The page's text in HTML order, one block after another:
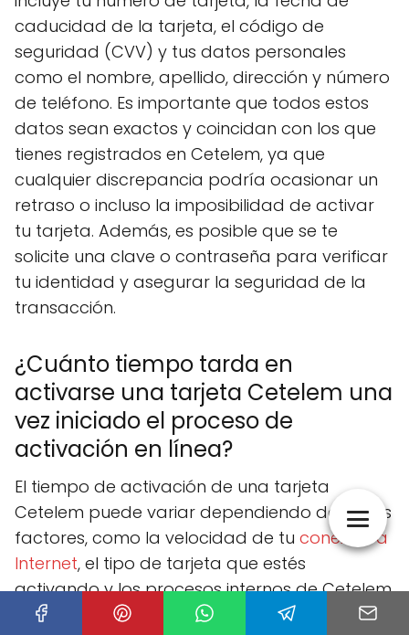
caducidad de la tarjeta, el código de
seguridad (CVV) y tus datos personales
como el nombre, apellido, dirección y número
de teléfono. Es importante que todos estos
datos sean exactos y coincidan con los que
tienes registrados en Cetelem, ya que
cualquier discrepancia podría ocasionar un
retraso o incluso la imposibilidad de activar
tu tarjeta. Además, es posible que se te
solicite una clave o contraseña para verificar
tu identidad y asegurar la seguridad de la
transacción.
¿Cuánto tiempo tarda en
activarse una tarjeta Cetelem una
vez iniciado el proceso de
activación en línea?
El tiempo de activación de una tarjeta
Cetelem puede variar dependiendo de varios
factores, como la velocidad de tu conexión a
Internet, el tipo de tarjeta que estés
activando y los procesos internos de Cetelem.
En la mayoría de los casos, el proceso de